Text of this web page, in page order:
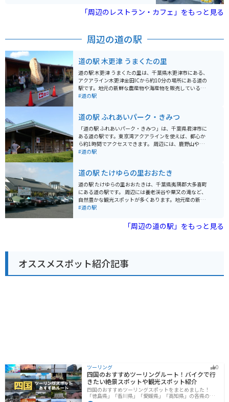
前が駐車場になっており、車が10台分のスペースがあり
ます。隣にファミリーマートがあるので、ランチ休憩つ「周辺のレストラン・カフェ」をもっと見る
周辺の道の駅
道の駅 木更津 うまくたの里
道の駅 木更津 うまくたの里は、千葉県木更津市にある、
アクアライン木更津金田ICから約10分の場所にある道の
駅です。地元の新鮮な農産物や海産物を販売している直
売所や、木更津名物のあさりを使った料理が楽しめるレ
方面から来る場合は、海ほたるPAで休憩してから向かう
のもおすすめです。周辺には、ドイツ風の街並みが楽し
めるテーマパーク「マザー牧場」や、東京湾を一望でき
る「鋸山」などの観光スポットがあります。 木更津は、
あさりや海苔などの海産物が有名です。道の駅 うまくた
さりの佃煮などがおすすめです。
#道の駅
道の駅 ふれあいパーク・きみつ
「道の駅 ふれあいパーク・きみつ」は、千葉県君津市に
ある道の駅です。東京湾アクアラインを使えば、都心か
ら約1時間でアクセスできます。 周辺には、鹿野山やマ
ザー牧場、濃溝の滝など、自然豊かな観光スポットがた
道の駅には、地元の新鮮な農産物が販売されているほ
か、レストランでは君津産の食材を使った料理を楽しむ
ことができます。名物は、竹炭を使った真っ黒なソフト
クリーム「竹炭ソフト」です。 また、併設されている
「君津ふるさと物産館」では、君津市や周辺地域の特産
#道の駅
道の駅 たけゆらの里おおたき
道の駅 たけゆらの里おおたきは、千葉県夷隅郡大多喜町
にある道の駅です。 周辺には養老渓谷や粟又の滝など、
自然豊かな観光スポットが多くあります。地元産の新鮮
な野菜や果物が並ぶ農産物直売所や、大多喜町の名産品
イクで訪れる場合、駐車場も広く停めやすいので安心で
す。養老渓谷周辺はワインディングロードも続くので、
て観光するのもおすすめです。
#道の駅
「周辺の道の駅」をもっと見る
オススメスポット紹介記事
ツーリング 0
四国のおすすめツーリングルート！バイクで行
きたい絶景スポットや観光スポット紹介
四国のおすすめツーリングスポットをまとめました！
「徳島県」「香川県」「愛媛県」「高知県」の各県の観